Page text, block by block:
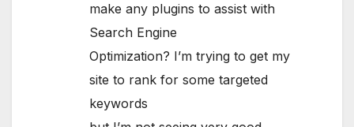
make any plugins to assist with
Search Engine
Optimization? I’m trying to get my
site to rank for some targeted
keywords